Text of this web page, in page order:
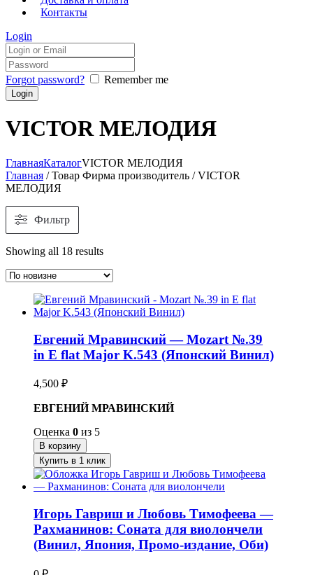
Контакты
Login
Forgot password? Remember me
VICTOR МЕЛОДИЯ
ГлавнаяКаталогVICTOR МЕЛОДИЯ
Главная / Товар Фирма производитель / VICTOR
МЕЛОДИЯ
Фильтр
Showing all 18 results
Евгений Мравинский — Mozart №.39
in E flat Major K.543 (Японский Винил)
4,500 ₽
ЕВГЕНИЙ МРАВИНСКИЙ
Оценка 0 из 5
В корзину
Купить в 1 клик
Игорь Гавриш и Любовь Тимофеева —
Рахманинов: Соната для виолончели
(Винил, Япония, Промо-издание, Оби)